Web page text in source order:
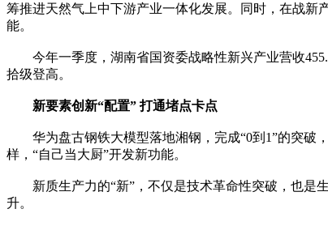
筹推进天然气上中下游产业一体化发展。同时，在战新
能。
今年一季度，湖南省国资委战略性新兴产业营收
拾级登高。
新要素创新“配置” 打通堵点卡点
华为盘古钢铁大模型落地湘钢，完成“0到1”的突破，
样，“自己当大厨”开发新功能。
新质生产力的“新”，不仅是技术革命性突破，也是生
升。